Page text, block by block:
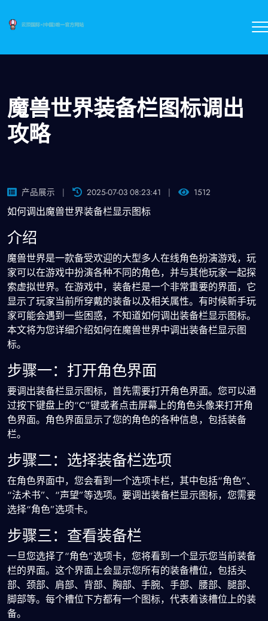
魔兽世界装备栏图标调出
攻略
产品展示 2025-07-03 08:23:41 1512
如何调出魔兽世界装备栏显示图标
介绍
魔兽世界是一款备受欢迎的大型多人在线角色扮演游戏，玩
家可以在游戏中扮演各种不同的角色，并与其他玩家一起探
索虚拟世界。在游戏中，装备栏是一个非常重要的界面，它
显示了玩家当前所穿戴的装备以及相关属性。有时候新手玩
家可能会遇到一些困惑，不知道如何调出装备栏显示图标。
本文将为您详细介绍如何在魔兽世界中调出装备栏显示图
标。
步骤一：打开角色界面
要调出装备栏显示图标，首先需要打开角色界面。您可以通
过按下键盘上的“C”键或者点击屏幕上的角色头像来打开角
色界面。角色界面显示了您的角色的各种信息，包括装备
栏。
步骤二：选择装备栏选项
在角色界面中，您会看到一个选项卡栏，其中包括“角色”、
“法术书”、“声望”等选项。要调出装备栏显示图标，您需要
选择“角色”选项卡。
步骤三：查看装备栏
一旦您选择了“角色”选项卡，您将看到一个显示您当前装备
栏的界面。这个界面上会显示您所有的装备槽位，包括头
部、颈部、肩部、背部、胸部、手腕、手部、腰部、腿部、
脚部等。每个槽位下方都有一个图标，代表着该槽位上的装
备。